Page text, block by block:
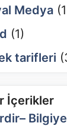
Medya
(1)
tarifleri
İçerikler
Bilgiye